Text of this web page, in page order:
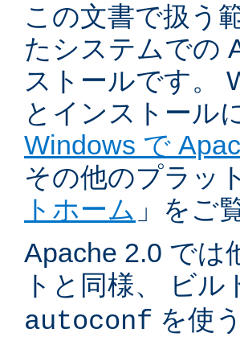
この文書で扱う
たシステムでの
ストールです。
とインストール
Windows で
その他のプラッ
トホーム 」をご
Apache 2.0 では
トと同様、 ビ
autoconf を使